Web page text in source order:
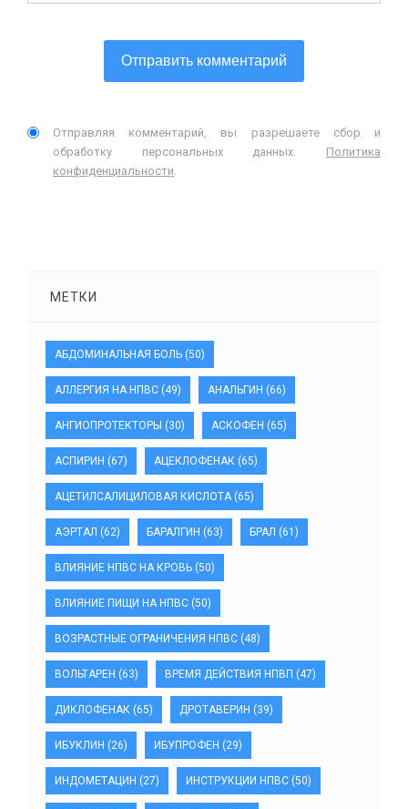
Отправляя комментарий, вы разрешаете сбор и
обработку персональных данных. Политика
конфиденциальности.
МЕТКИ
АБДОМИНАЛЬНАЯ БОЛЬ (50)
АЛЛЕРГИЯ НА НПВС (49) АНАЛЬГИН (66)
АНГИОПРОТЕКТОРЫ (30) АСКОФЕН (65)
АСПИРИН (67) АЦЕКЛОФЕНАК (65)
АЦЕТИЛСАЛИЦИЛОВАЯ КИСЛОТА(65)
АЭРТАЛ (62) БАРАЛГИН (63) БРАЛ (61)
ВЛИЯНИЕ НПВС НА КРОВЬ (50)
ВЛИЯНИЕ ПИЩИ НА НПВС (50)
ВОЗРАСТНЫЕ ОГРАНИЧЕНИЯ НПВС (48)
ВОЛЬТАРЕН (63) ВРЕМЯ ДЕЙСТВИЯ НПВП (47)
ДИКЛОФЕНАК (65) ДРОТАВЕРИН (39)
ИБУКЛИН (26) ИБУПРОФЕН (29)
ИНДОМЕТАЦИН (27) ИНСТРУКЦИИ НПВС (50)